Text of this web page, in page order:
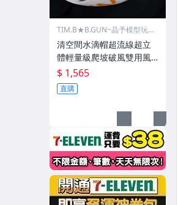
TIM.B★B.GUN~晶予模型玩
清空間水滴帽超流線超立
體輕量級爬坡破風雙用風
動款自行車安全帽空力帽G
IANT捷安特KASK小鐵人三
項騎公路車騎計時車比賽
頭盔男女青少年都適用比
$ 1,565
直購